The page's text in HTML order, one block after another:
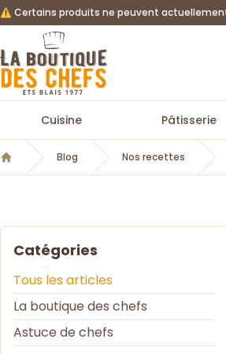
⚠️ Certains produits ne peuvent
La Boutique des chefs
Cuisine Pâtisserie
Accueil
Blog Nos recettes
Catégories
Tous les articles
La boutique des chefs
Astuce de chefs